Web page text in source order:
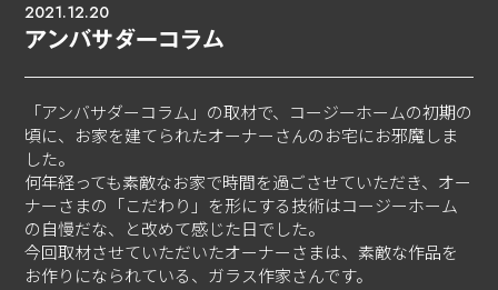
2021.12.20
アンバサダーコラム
「アンバサダーコラム」の取材で、コージーホームの初期の
頃に、お家を建てられたオーナーさんのお宅にお邪魔しま
した。
何年経っても素敵なお家で時間を過ごさせていただき、オー
ナーさまの「こだわり」を形にする技術はコージーホーム
の自慢だな、と改めて感じた日でした。
今回取材させていただいたオーナーさまは、素敵な作品を
お作りになられている、ガラス作家さんです。